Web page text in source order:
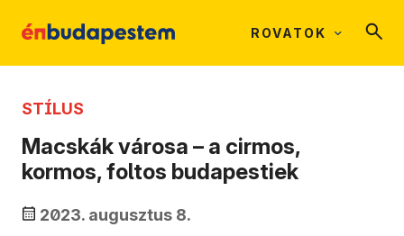
ROVATOK
STÍLUS
Macskák városa – a cirmos,
kormos, foltos budapestiek
2023. augusztus 8.